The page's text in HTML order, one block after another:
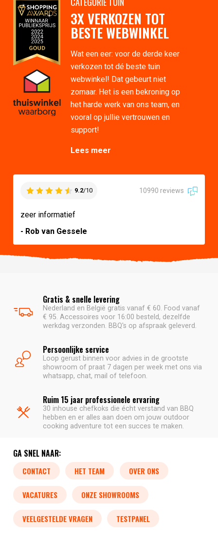
3X VERKOZEN TOT
BESTE WEBWINKEL
Wat een eer: voor de derde keer
verkozen tot dé beste tuin
webwinkel! Dat gebeurt niet
zomaar. Het is een bekroning op
het harde werk van ons team, en
vooral op jullie vertrouwen en
support!
Lees meer
9.2/10 10990 reviews
zeer informatief
- Rob van Gessele
Gratis & snelle levering
Nederland en België gratis vanaf € 60. Food vanaf
€ 95. Accessoires voor 16:00 besteld, dezelfde
werkdag verzonden. BBQ's op afspraak geleverd.
Persoonlijke service
Loop gerust binnen voor advies in de grootste
showroom of praat 7 dagen per week met ons via
whatsapp, chat, mail of telefoon.
Ruim 15 jaar professionele ervaring
30 inhouse chefkoks die écht verstand van BBQ
hebben en er alles aan doen om jouw outdoor
cooking adventure tot een succes te maken.
GA SNEL NAAR:
CONTACT HET TEAM OVER ONS
VACATURES ONZE SHOWROOMS
VEELGESTELDE VRAGEN TESTPANEL